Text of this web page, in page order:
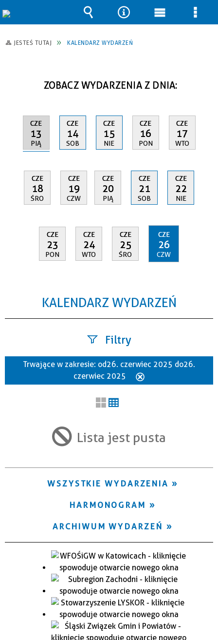
JESTEŚ TUTAJ KALENDARZ WYDARZEŃ
ZOBACZ WYDARZENIA Z DNIA:
CZE
13
PIĄ
CZE
14
SOB
CZE
15
NIE
CZE
16
PON
CZE
17
WTO
CZE
18
ŚRO
CZE
19
CZW
CZE
20
PIĄ
CZE
21
SOB
CZE
22
NIE
CZE
23
PON
CZE
24
WTO
CZE
25
ŚRO
CZE
26
CZW
KALENDARZ WYDARZEŃ
Filtry
Szukana fraza
Trwające w zakresie
Trwające w zakresie: od 26. czerwiec 2025 do 26.
czerwiec 2025
Lista jest pusta
WSZYSTKIE WYDARZENIA
HARMONOGRAM
ARCHIWUM WYDARZEŃ
Wyszukiwarka
Narzędzia
Menu Menu